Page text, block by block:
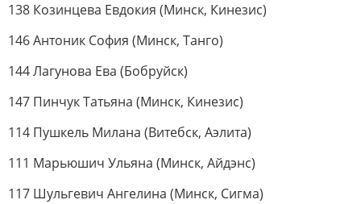
138 Козинцева Евдокия (Минск, Кинезис)
146 Антоник София (Минск, Танго)
144 Лагунова Ева (Бобруйск)
147 Пинчук Татьяна (Минск, Кинезис)
114 Пушкель Милана (Витебск, Аэлита)
111 Марьюшич Ульяна (Минск, Айдэнс)
117 Шульгевич Ангелина (Минск, Сигма)